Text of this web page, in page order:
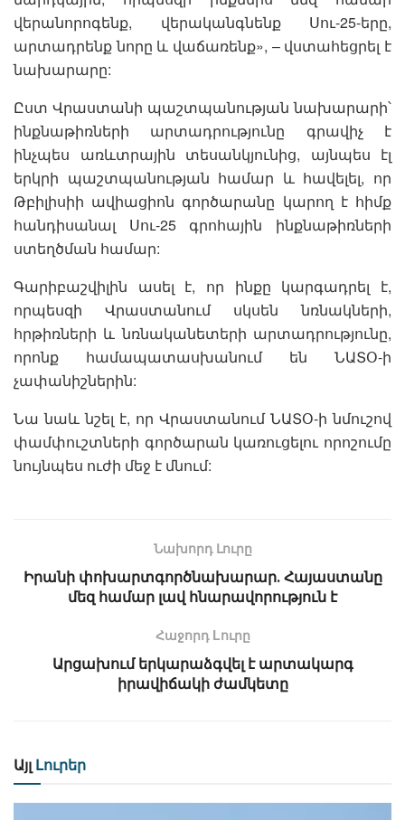
վերանորոգենք, վերականգնենք Սու-25-երը,
արտադրենք նորը և վաճառենք», – վստահեցրել է
նախարարը:
Ըստ Վրաստանի պաշտպանության նախարարի՝
ինքնաթիռների արտադրությունը գրավիչ է
ինչպես առևտրային տեսանկյունից, այնպես էլ
երկրի պաշտպանության համար և հավելել, որ
Թբիլիսիի ավիացիոն գործարանը կարող է հիմք
հանդիսանալ Սու-25 գրոհային ինքնաթիռների
ստեղծման համար:
Գարիբաշվիլին ասել է, որ ինքը կարգադրել է,
որպեսզի Վրաստանում սկսեն նռնակների,
հրթիռների և նռնականետերի արտադրությունը,
որոնք համապատասխանում են ՆԱՏՕ-ի
չափանիշներին:
Նա նաև նշել է, որ Վրաստանում ՆԱՏՕ-ի նմուշով
փամփուշտների գործարան կառուցելու որոշումը
նույնպես ուժի մեջ է մնում:
Նախորդ Լուրը
Իրանի փոխարտգործնախարար․ Հայաստանը
մեզ համար լավ հնարավորություն է
Հաջորդ Lուրը
Արցախում երկարաձգվել է արտակարգ
իրավիճակի ժամկետը
Այլ Լուրեր